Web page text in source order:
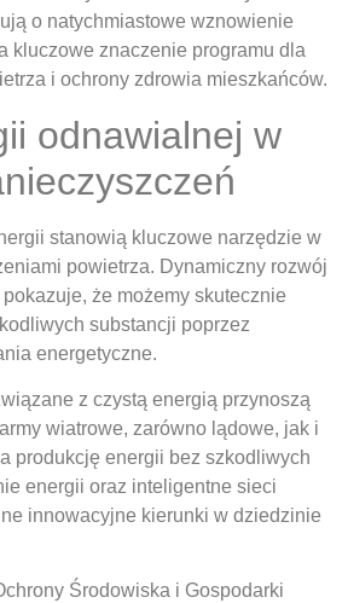
o natychmiastowe wznowienie
kluczowe znaczenie programu dla
i ochrony zdrowia mieszkańców.
odnawialnej w
stanowią kluczowe narzędzie w
powietrza. Dynamiczny rozwój
że możemy skutecznie
substancji poprzez
energetyczne.
z czystą energią przynoszą
wiatrowe, zarówno lądowe, jak i
produkcję energii bez szkodliwych
energii oraz inteligentne sieci
innowacyjne kierunki w dziedzinie
Środowiska i Gospodarki